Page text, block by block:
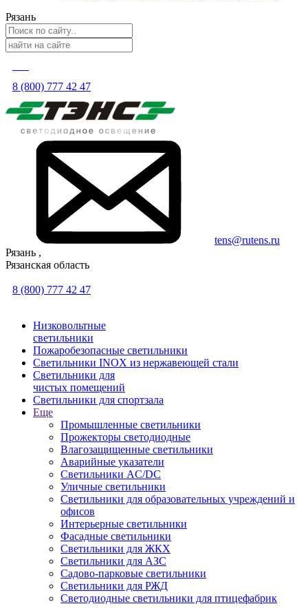
Рязань
8 (800) 777 42 47
tens@rutens.ru
Рязань ,
Рязанская область
8 (800) 777 42 47
Низковольтные
светильники
Пожаробезопасные светильники
Светильники INOX из нержавеющей стали
Светильники для
чистых помещений
Светильники для спортзала
Еще
Промышленные светильники
Прожекторы светодиодные
Влагозащищенные светильники
Аварийные указатели
Светильники AC/DC
Уличные светильники
Светильники для образовательных учреждений и
офисов
Интерьерные светильники
Фасадные светильники
Светильники для ЖКХ
Светильники для АЗС
Садово-парковые светильники
Светильники для РЖД
Светодиодные светильники для птицефабрик